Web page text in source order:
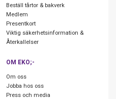
Beställ tårtor & bakverk
Medlem
Presentkort
Viktig säkerhetsinformation &
Återkallelser
OM EKO;-
Om oss
Jobba hos oss
Press och media